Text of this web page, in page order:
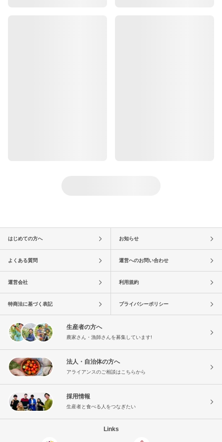
はじめての方へ お知らせ
よくある質問 運営へのお問い合わせ
運営会社 利用規約
特商法に基づく表記 プライバシーポリシー
生産者の方へ
農家さん・漁師さんを募集しています!
法人・自治体の方へ
アライアンスのご相談はこちらから
採用情報
生産者と食べる人をつなぎたい
Links